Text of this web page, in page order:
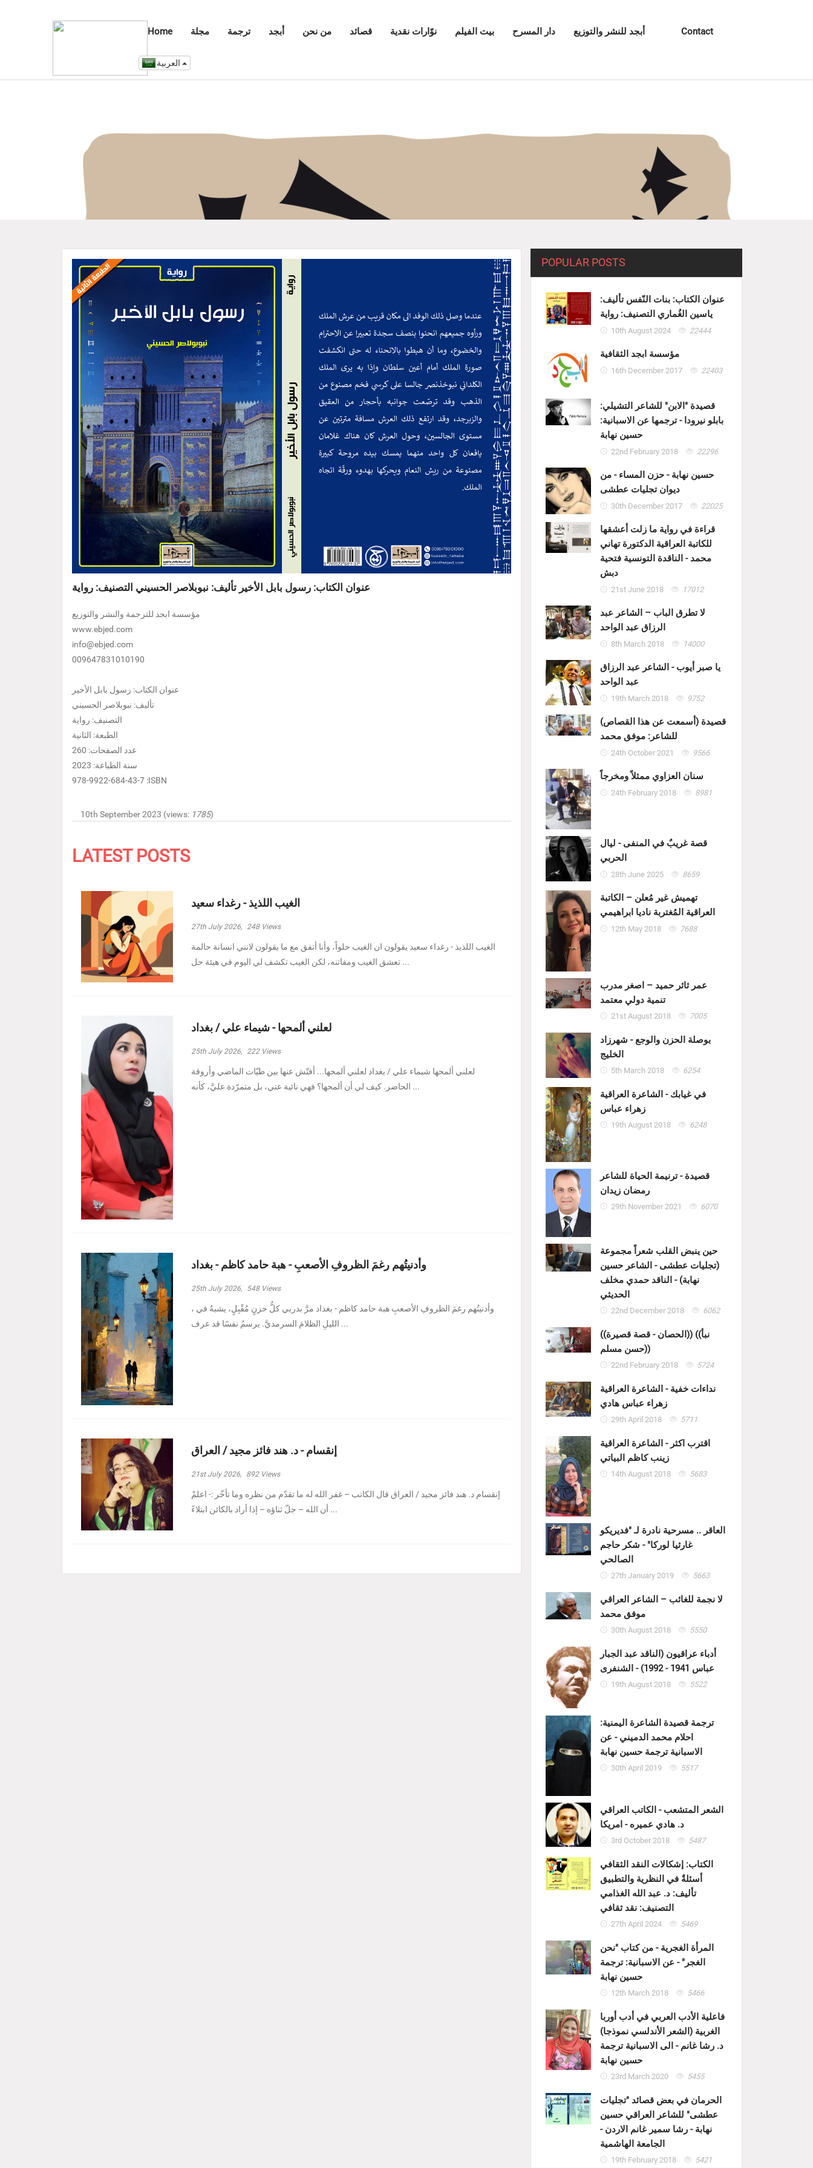
Home مجلة ترجمة أبجد من نحن قصائد نوّارات نقدية بيت الفيلم دار المسرح أبجد للنشر والتوزيع Contact
عنوان الكتاب: رسول بابل الأخير تأليف: نبوبلاصر الحسيني التصنيف: رواية
مؤسسة ابجد للترجمة والنشر والتوزيع
www.ebjed.com
info@ebjed.com
009647831010190
عنوان الكتاب: رسول بابل الأخير
تأليف: نبوبلاصر الحسيني
التصنيف: رواية
الطبعة: الثانية
عدد الصفحات: 260
سنة الطباعة: 2023
978-9922-684-43-7 :ISBN
10th September 2023 (views: 1785)
LATEST POSTS
الغيب اللذيذ - رغداء سعيد
27th July 2026, 248Views
الغيب اللذيذ - رغداء سعيد يقولون ان الغيب حلواً، وأنا أتفق مع ما يقولون لانني انسانة حالمة
تعشق الغيب ومفاتنه، لكن الغيب تكشف لي اليوم في هيئة حل ...
لعلني ألمحها - شيماء علي / بغداد
25th July 2026, 222Views
لعلني ألمحها شيماء علي / بغداد لعلني ألمحها... أفتّش عنها بين طيّات الماضي وأروقة
الحاضر. كيف لي أن ألمحها؟ فهي نائية عني، بل متمرّدة عليَّ، كأنه ...
وأدنيتُهم رغمَ الظروفِ الأصعبِ - هبة حامد كاظم - بغداد
25th July 2026, 548Views
، وأدنيتُهم رغمَ الظروفِ الأصعبِ هبة حامد كاظم - بغداد مرَّ بدربي كلُّ حزنٍ مُقْبِلٍ، يشبهُ في
الليلِ الظلامَ السرمديَّ. يرسمُ نفسًا قد عرف ...
إنقسام - د. هند فائز مجيد / العراق
21st July 2026, 892Views
إنقسام د. هند فائز مجيد / العراق ‏قال الكاتب – غفر الله له ما تقدّم من نظره وما تأخّر :- ‏اعلمْ
أن الله – جلّ ثناؤه – إذا أراد بالكائن ابتلاءً ...
POPULAR POSTS
عنوان الكتاب: بنات النّفس تأليف:
ياسين الغُماري التصنيف: رواية
10th August 2024 22444
مؤسسة ابجد الثقافية
16th December 2017 22403
قصيدة "الابن" للشاعر التشيلي:
بابلو نيرودا - ترجمها عن الاسبانية:
حسين نهابة
22nd February 2018 22296
حسين نهابة - حزن المساء - من
ديوان تجليات عطشى
30th December 2017 22025
قراءة في رواية ما زلت أعشقها
للكاتبة العراقية الدكتورة تهاني
محمد - الناقدة التونسية فتحية
دبش
21st June 2018 17012
لا تطرق الباب – الشاعر عبد
الرزاق عبد الواحد
8th March 2018 14000
يا صبر أيوب - الشاعر عبد الرزاق
عبد الواحد
19th March 2018 9752
قصيدة (أسمعت عن هذا القصاص)
للشاعر: موفق محمد
24th October 2021 9566
سنان العزاوي ممثلاً ومخرجاً
24th February 2018 8981
قصة غريبٌ في المنفى - ليال
الحربي
28th June 2025 8659
تهميش غير مُعلن – الكاتبة
العراقية المُغتربة ناديا ابراهيمي
12th May 2018 7688
عمر ثائر حميد – اصغر مدرب
تنمية دولي معتمد
21st August 2018 7005
بوصلة الحزن والوجع - شهرزاد
الخليج
5th March 2018 6254
في غيابك - الشاعرة العراقية
زهراء عباس
19th August 2018 6248
قصيدة - ترنيمة الحياة للشاعر
رمضان زيدان
29th November 2021 6070
حين ينبض القلب شعراً مجموعة
(تجليات عطشى - الشاعر حسين
نهابة) - الناقد حمدي مخلف
الحديثي
22nd December 2018 6062
((الحصان - قصة قصيرة)) ((نبأ
حسن مسلم))
22nd February 2018 5724
نداءات خفية - الشاعرة العراقية
زهراء عباس هادي
29th April 2018 5711
اقترب اكثر - الشاعرة العراقية
زينب كاظم البياتي
14th August 2018 5683
العاقر .. مسرحية نادرة لـ "فديريكو
غارثيا لوركا" - شكر حاجم
الصالحي
27th January 2019 5663
لا نجمة للغائب – الشاعر العراقي
موفق محمد
30th August 2018 5550
أدباء عراقيون (الناقد عبد الجبار
عباس 1941 - 1992) - الشنفرى
19th August 2018 5522
ترجمة قصيدة الشاعرة اليمنية:
احلام محمد الدميني - عن
الاسبانية ترجمة حسين نهابة
30th April 2019 5517
الشعر المتشعب - الكاتب العراقي
د. هادي عميره - امريكا
3rd October 2018 5487
الكتاب: إشكالات النقد الثقافي
أسئلةٌ في النظرية والتطبيق
تأليف: د. عبد الله الغذامي
التصنيف: نقد ثقافي
27th April 2024 5469
المرأة الغجرية - من كتاب "نحن
الغجر" - عن الاسبانية: ترجمة
حسين نهابة
12th March 2018 5466
فاعلية الأدب العربي في أدب أوربا
الغربية (الشعر الأندلسي نموذجا)
د. رشا غانم - الى الاسبانية ترجمة
حسين نهابة
23rd March 2020 5455
الحرمان في بعض قصائد "تجليات
عطشى" للشاعر العراقي حسين
نهابة - رشا سمير غانم الاردن -
الجامعة الهاشمية
19th February 2018 5421